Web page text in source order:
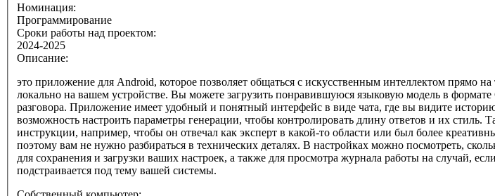
Номинация:
Программирование
Сроки работы над проектом:
2024-2025
Описание:
это приложение для Android, которое позволяет общаться с искусственным интеллектом прямо
локально на вашем устройстве. Вы можете загрузить понравившуюся языковую модель в
разговора. Приложение имеет удобный и понятный интерфейс в виде чата, где вы видите
возможность настроить параметры генерации, чтобы контролировать длину ответов и их стиль.
инструкции, например, чтобы он отвечал как эксперт в какой-то области или был более
поэтому вам не нужно разбираться в технических деталях. В настройках можно посмотреть,
для сохранения и загрузки ваших настроек, а также для просмотра журнала работы на случай,
подстраивается под тему вашей системы.